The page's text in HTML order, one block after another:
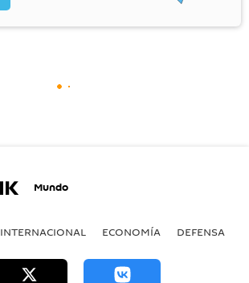
Mundo
INTERNACIONAL ECONOMÍA DEFENSA